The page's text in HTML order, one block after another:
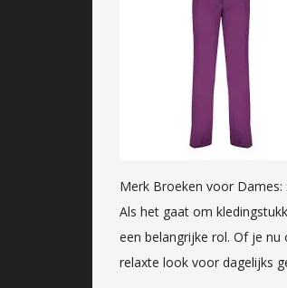
Merk Broeken voor
Als het gaat om
een belangrijke rol. Of je
relaxte look voor dagelijks